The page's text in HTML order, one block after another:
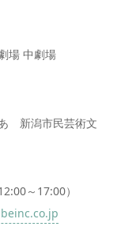
場 中劇場
新潟市民芸術文
～17:00）